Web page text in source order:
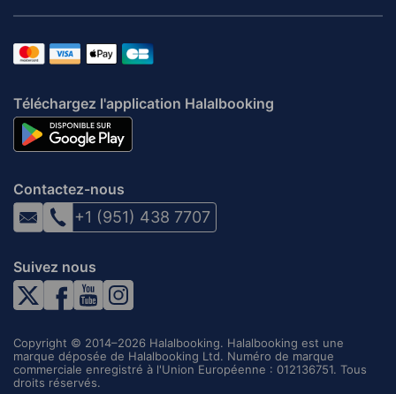
Téléchargez l'application Halalbooking
Contactez-nous
+1 (951) 438 7707
Suivez nous
Copyright © 2014–2026 Halalbooking. Halalbooking est une
marque déposée de Halalbooking Ltd. Numéro de marque
commerciale enregistré à l'Union Européenne : 012136751. Tous
droits réservés.